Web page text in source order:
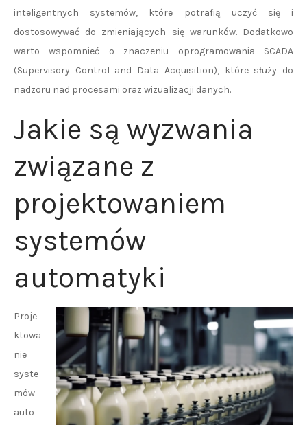
inteligentnych systemów, które potrafią uczyć się i
dostosowywać do zmieniających się warunków. Dodatkowo
warto wspomnieć o znaczeniu oprogramowania SCADA
(Supervisory Control and Data Acquisition), które służy do
nadzoru nad procesami oraz wizualizacji danych.
Jakie są wyzwania
związane z
projektowaniem
systemów
automatyki
Proje
ktowa
nie
syste
mów
auto